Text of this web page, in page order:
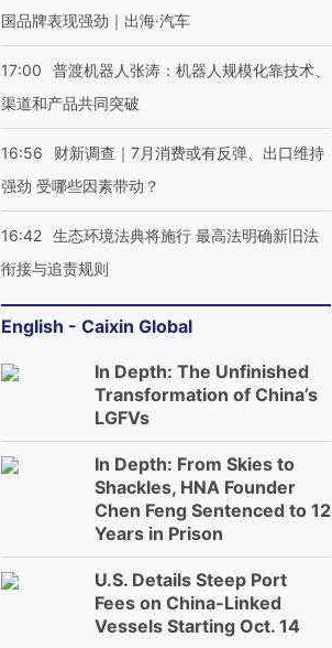
国品牌表现强劲｜出海·汽车
17:00
普渡机器人张涛：机器人规模化靠技术、
渠道和产品共同突破
16:56
财新调查｜7月消费或有反弹、出口维持
强劲 受哪些因素带动？
16:42 生态环境法典将施行 最高法明确新旧法
衔接与追责规则
English - Caixin Global
In Depth: The Unfinished
Transformation of China’s
LGFVs
In Depth: From Skies to
Shackles, HNA Founder
Chen Feng Sentenced to 12
Years in Prison
U.S. Details Steep Port
Fees on China-Linked
Vessels Starting Oct. 14